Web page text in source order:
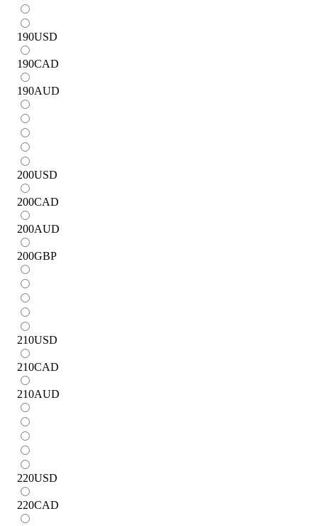
190USD
190CAD
190AUD
200USD
200CAD
200AUD
200GBP
210USD
210CAD
210AUD
220USD
220CAD